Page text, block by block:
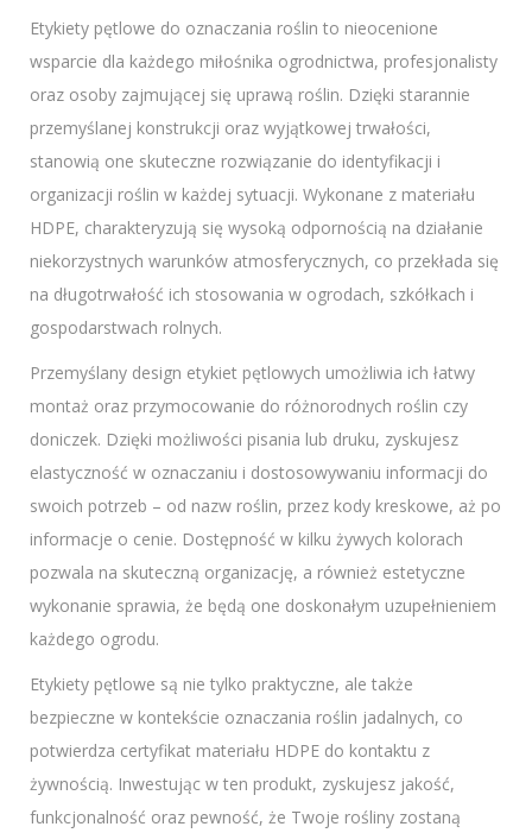
Etykiety pętlowe do oznaczania roślin to nieocenione
wsparcie dla każdego miłośnika ogrodnictwa, profesjonalisty
oraz osoby zajmującej się uprawą roślin. Dzięki starannie
przemyślanej konstrukcji oraz wyjątkowej trwałości,
stanowią one skuteczne rozwiązanie do identyfikacji i
organizacji roślin w każdej sytuacji. Wykonane z materiału
HDPE, charakteryzują się wysoką odpornością na działanie
niekorzystnych warunków atmosferycznych, co przekłada się
na długotrwałość ich stosowania w ogrodach, szkółkach i
gospodarstwach rolnych.
Przemyślany design etykiet pętlowych umożliwia ich łatwy
montaż oraz przymocowanie do różnorodnych roślin czy
doniczek. Dzięki możliwości pisania lub druku, zyskujesz
elastyczność w oznaczaniu i dostosowywaniu informacji do
swoich potrzeb – od nazw roślin, przez kody kreskowe, aż po
informacje o cenie. Dostępność w kilku żywych kolorach
pozwala na skuteczną organizację, a również estetyczne
wykonanie sprawia, że będą one doskonałym uzupełnieniem
każdego ogrodu.
Etykiety pętlowe są nie tylko praktyczne, ale także
bezpieczne w kontekście oznaczania roślin jadalnych, co
potwierdza certyfikat materiału HDPE do kontaktu z
żywnością. Inwestując w ten produkt, zyskujesz jakość,
funkcjonalność oraz pewność, że Twoje rośliny zostaną